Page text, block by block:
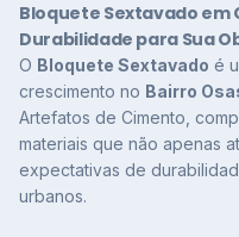
Bloquete Sextavado em
Durabilidade para Sua
O Bloquete Sextavado é
crescimento no Bairro
Artefatos de Cimento,
materiais que não apenas
expectativas de
urbanos.